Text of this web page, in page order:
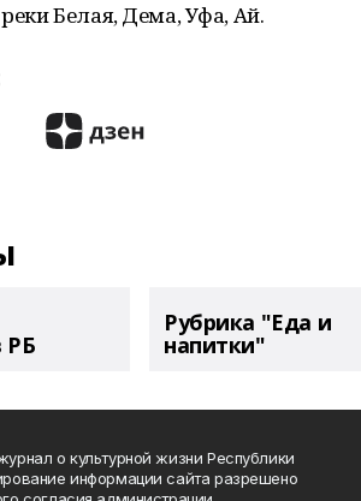
реки Белая, Дема, Уфа, Ай.
РБ
Рубрика "Еда и
напитки"
о культурной жизни Республики
информации сайта разрешено